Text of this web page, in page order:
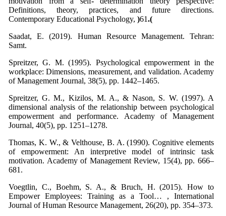
Definitions, theory, practices, and future directions.
Contemporary Educational Psychology, )61.(
Saadat, E. (2019). Human Resource Management. Tehran:
Samt.
Spreitzer, G. M. (1995). Psychological empowerment in the
workplace: Dimensions, measurement, and validation. Academy
of Management Journal, 38(5), pp. 1442–1465.
Spreitzer, G. M., Kizilos, M. A., & Nason, S. W. (1997). A
dimensional analysis of the relationship between psychological
empowerment and performance. Academy of Management
Journal, 40(5), pp. 1251–1278.
Thomas, K. W., & Velthouse, B. A. (1990). Cognitive elements
of empowerment: An interpretive model of intrinsic task
motivation. Academy of Management Review, 15(4), pp. 666–
681.
Voegtlin, C., Boehm, S. A., & Bruch, H. (2015). How to
Empower Employees: Training as a Tool… , International
Journal of Human Resource Management, 26(20), pp. 354–373.